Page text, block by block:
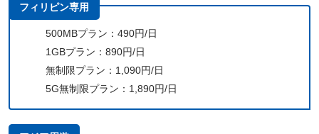
フィリピン専用
500MBプラン：490円/日
1GBプラン：890円/日
無制限プラン：1,090円/日
5G無制限プラン：1,890円/日